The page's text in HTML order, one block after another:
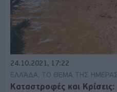
24.10.2021, 17:22
ΕΛΛΆΔΑ, ΤΟ ΘΈΜΑ ΤΗΣ
Καταστροφές και